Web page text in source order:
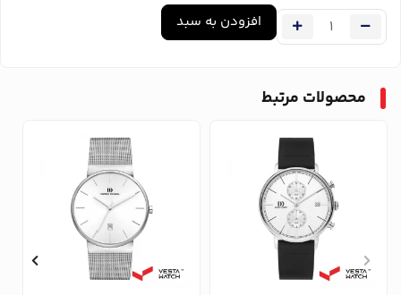
افزودن به سبد
محصولات مرتبط